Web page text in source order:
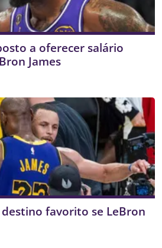
a oferecer salário
James
favorito se LeBron